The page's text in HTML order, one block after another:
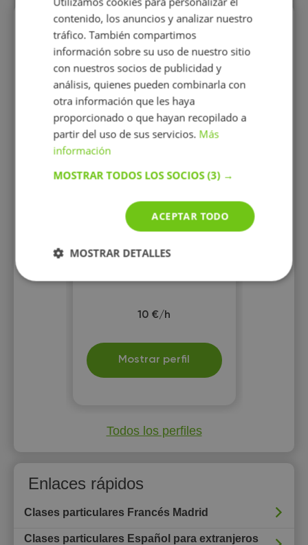
Perfiles vistos
Djombe
las edades, adaptando los
contenidos a la edad de mis
alumno.; lo mismo las
10 €/h
Mostrar perfil
Todos los perfiles
Enlaces rápidos
Clases particulares Francés Madrid
Clases particulares Español para extranjeros
contenido, los anuncios y analizar nuestro
tráfico. También compartimos
información sobre su uso de nuestro sitio
con nuestros socios de publicidad y
análisis, quienes pueden combinarla con
otra información que les haya
proporcionado o que hayan recopilado a
partir del uso de sus servicios. Más
información
MOSTRAR TODOS LOS SOCIOS(3) →
ACEPTAR TODO
MOSTRAR DETALLES